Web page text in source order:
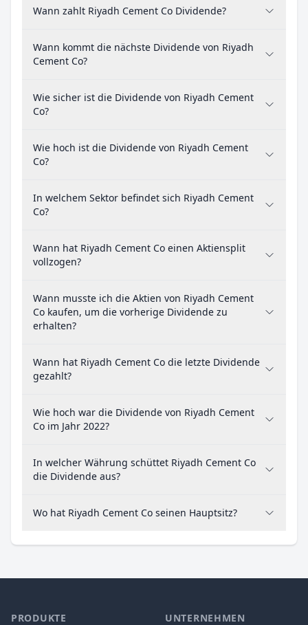
Wann zahlt Riyadh Cement Co Dividende?
Wann kommt die nächste Dividende von Riyadh
Cement Co?
Wie sicher ist die Dividende von Riyadh Cement
Co?
Wie hoch ist die Dividende von Riyadh Cement
Co?
In welchem Sektor befindet sich Riyadh Cement
Co?
Wann hat Riyadh Cement Co einen Aktiensplit
vollzogen?
Wann musste ich die Aktien von Riyadh Cement
Co kaufen, um die vorherige Dividende zu
erhalten?
Wann hat Riyadh Cement Co die letzte Dividende
gezahlt?
Wie hoch war die Dividende von Riyadh Cement
Co im Jahr 2022?
In welcher Währung schüttet Riyadh Cement Co
die Dividende aus?
Wo hat Riyadh Cement Co seinen Hauptsitz?
PRODUKTE UNTERNEHMEN